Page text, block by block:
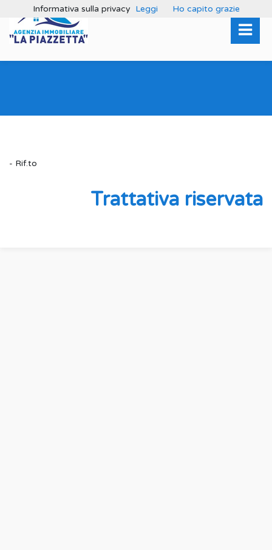
- Rif.to
Trattativa riservata
Informativa sulla privacy Leggi Ho capito grazie